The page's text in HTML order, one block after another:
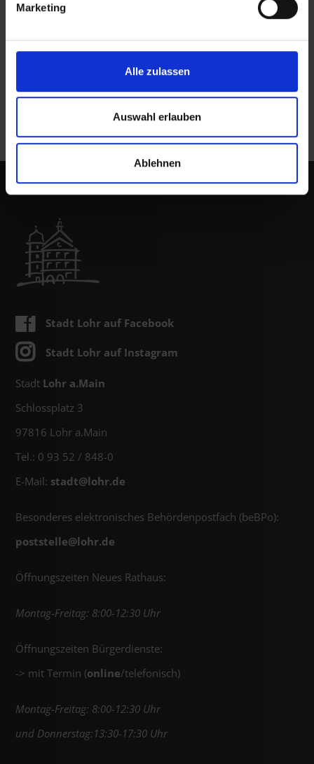
Marketing
Alle zulassen
Auswahl erlauben
Ablehnen
Anpassung der Gebühren für
Personalausweise
Selbstbedienungsterminal für Passbilder
Stadt Lohr auf Facebook
Stadt Lohr auf Instagram
Stadt Lohr a.Main
Schlossplatz 3
97816 Lohr a.Main
Tel.: 0 93 52 / 848-0
E-Mail: stadt@lohr.de
Besonderes elektronisches Behördenpostfach (beBPo):
poststelle@lohr.de
Öffnungszeiten Neues Rathaus:
Montag-Freitag: 8:00-12:30 Uhr
Öffnungszeiten Bürgerdienste:
-> mit Termin (online/telefonisch)
Montag-Freitag: 8:00-12:30 Uhr
und Donnerstag:13:30-17:30 Uhr